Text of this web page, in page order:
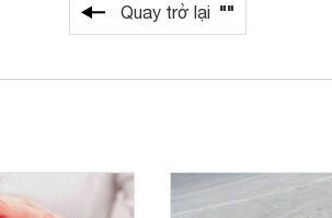
Quay trở lại ""